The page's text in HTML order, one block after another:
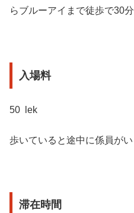
らブルーアイまで徒歩で30分
入場料
50 lek
歩いていると途中に係員がい
滞在時間